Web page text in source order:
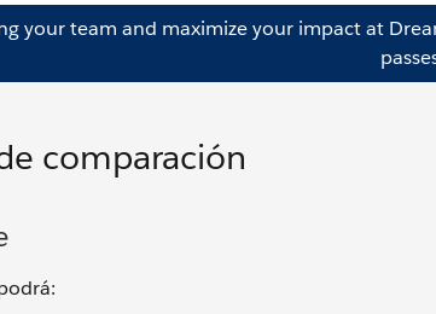
your team and maximize your impact at
comparación